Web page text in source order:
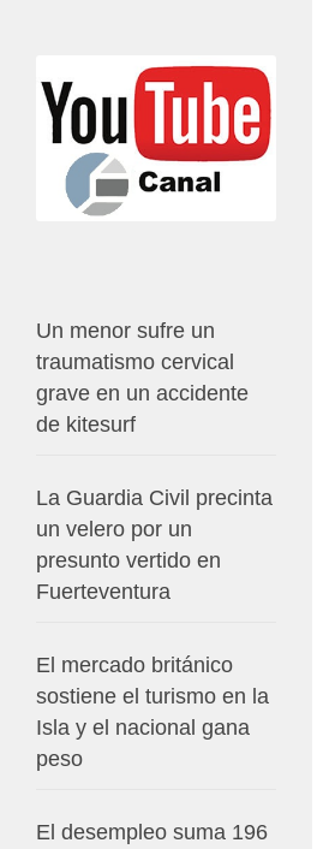
Un menor sufre un
traumatismo cervical
grave en un accidente
de kitesurf
La Guardia Civil precinta
un velero por un
presunto vertido en
Fuerteventura
El mercado británico
sostiene el turismo en la
Isla y el nacional gana
peso
El desempleo suma 196